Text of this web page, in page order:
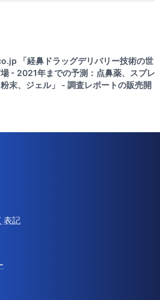
「経鼻ドラッグデリバリー技術の世
- 2021年までの予測：点鼻薬、スプレ
末、ジェル」 - 調査レポートの販売開
表記